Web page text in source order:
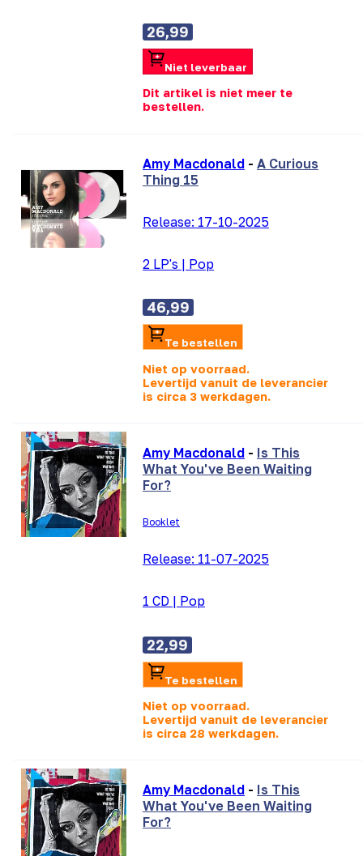
26,99
Niet leverbaar
Dit artikel is niet meer te
bestellen.
Amy Macdonald - A Curious
Thing 15
Release: 17-10-2025
2 LP's | Pop
46,99
Te bestellen
Niet op voorraad.
Levertijd vanuit de leverancier
is circa 3 werkdagen.
Amy Macdonald - Is This
What You've Been Waiting
For?
Booklet
Release: 11-07-2025
1 CD | Pop
22,99
Te bestellen
Niet op voorraad.
Levertijd vanuit de leverancier
is circa 28 werkdagen.
Amy Macdonald - Is This
What You've Been Waiting
For?